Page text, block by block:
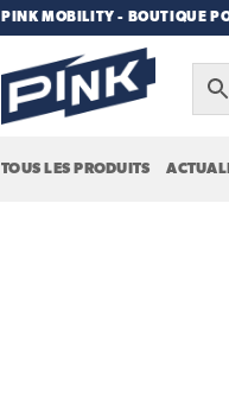
PINK MOBILITY - BOUTIQUE
TOUS LES PRODUITS